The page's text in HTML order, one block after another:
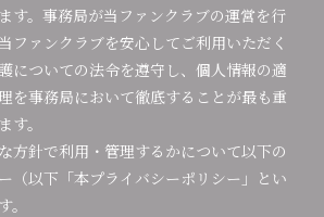
MOVIE
Q&A
す。事務局が当ファンクラブの運営を行
ファンクラブを安心してご利用いただく
についての法令を遵守し、個人情報の適
を事務局において徹底することが最も重
す。
方針で利用・管理するかについて以下の
（以下「本プライバシーポリシー」とい